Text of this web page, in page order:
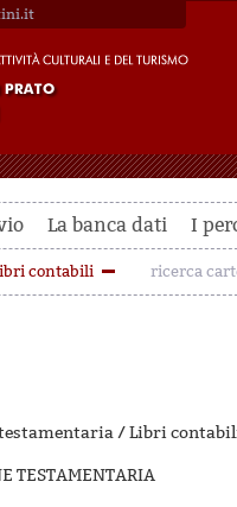
La banca dati I
contabili ricerca
/ Libri contabili
TESTAMENTARIA